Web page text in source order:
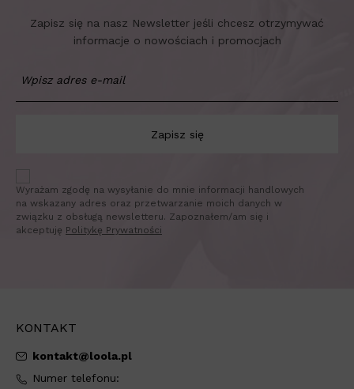
Zapisz się na nasz Newsletter jeśli chcesz otrzymywać
informacje o nowościach i promocjach
Zapisz się
Wyrażam zgodę na wysyłanie do mnie informacji handlowych
na wskazany adres oraz przetwarzanie moich danych w
związku z obsługą newsletteru. Zapoznałem/am się i
akceptuję Politykę Prywatności
KONTAKT
kontakt@loola.pl
Numer telefonu: